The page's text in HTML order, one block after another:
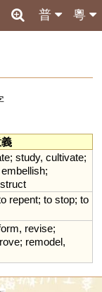
粵
普
; study, cultivate;
embellish;
repent; to stop; to
, revise;
; remodel,